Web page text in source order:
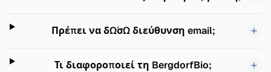
Πρέπει να δώσω διεύθυνση email;
Τι διαφοροποιεί τη BergdorfBio;